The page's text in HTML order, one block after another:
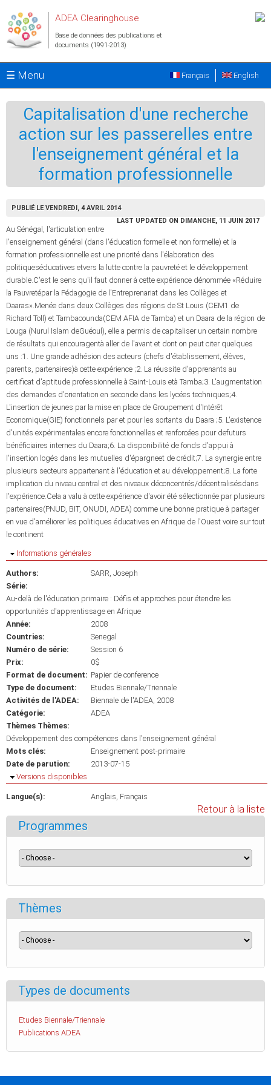
ADEA Clearinghouse
Base de données des publications et
documents (1991-2013)
☰ Menu English
Français
Capitalisation d'une recherche
action sur les passerelles entre
l'enseignement général et la
formation professionnelle
PUBLIÉ LE VENDREDI, 4 AVRIL 2014
LAST UPDATED ON DIMANCHE, 11 JUIN 2017
Au Sénégal, l'articulation entre
l'enseignement général (dans l'éducation formelle et non formelle) et la
formation professionnelle est une priorité dans l'élaboration des
politiqueséducatives etvers la lutte contre la pauvreté et le développement
durable.C'est le sens qu'il faut donner à cette expérience dénommée «Réduire
la Pauvretépar la Pédagogie de l'Entreprenariat dans les Collèges et
Daaras».Menée dans deux Collèges des régions de St Louis (CEM1 de
Richard Toll) et Tambacounda(CEM AFIA de Tamba) et un Daara de la région de
Louga (Nurul Islam deGuéoul), elle a permis de capitaliser un certain nombre
de résultats qui encouragentà aller de l'avant et dont on peut citer quelques
uns :1. Une grande adhésion des acteurs (chefs d'établissement, élèves,
parents, partenaires)à cette expérience ;2. La réussite d'apprenants au
certificat d'aptitude professionnelle à Saint-Louis età Tamba;3. L'augmentation
des demandes d'orientation en seconde dans les lycées techniques;4.
L'insertion de jeunes par la mise en place de Groupement d'Intérêt
Economique(GIE) fonctionnels par et pour les sortants du Daara ;5. L'existence
d'unités expérimentales encore fonctionnelles et renforcées pour defuturs
bénéficiaires internes du Daara;6. La disponibilité de fonds d'appui à
l'insertion logés dans les mutuelles d'épargneet de crédit;7. La synergie entre
plusieurs secteurs appartenant à l'éducation et au développement;8. La forte
implication du niveau central et des niveaux déconcentrés/décentralisésdans
l'expérience.Cela a valu à cette expérience d'avoir été sélectionnée par plusieurs
partenaires(PNUD, BIT, ONUDI, ADEA) comme une bonne pratique à partager
en vue d'améliorer les politiques éducatives en Afrique de l'Ouest voire sur tout
le continent
Masquer
Informations générales
Authors:
SARR, Joseph
Série:
Au-delà de l'éducation primaire : Défis et approches pour étendre les
opportunités d'apprentissage en Afrique
Année:
2008
Countries:
Senegal
Numéro de série:
Session 6
Prix:
0$
Format de document: Papier de conference
Type de document:
Etudes Biennale/Triennale
Activités de l'ADEA:
Biennale de l'ADEA, 2008
Catégorie:
ADEA
Thèmes Thèmes:
Développement des compétences dans l'enseignement général
Mots clés:
Enseignement post-primaire
Date de parution:
2013-07-15
Masquer
Versions disponibles
Langue(s): Anglais Français
Retour à la liste
Programmes
Thèmes
Types de documents
Etudes Biennale/Triennale
Publications ADEA